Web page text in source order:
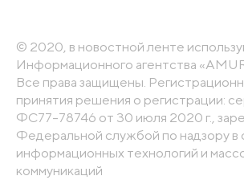
© 2020, в новостной ленте
Информационного агентства
Все права защищены.
принятия решения о регистрации:
ФС77-78746 от 30 июля 2020 г.,
Федеральной службой по надзору в
информационных технологий и
коммуникаций